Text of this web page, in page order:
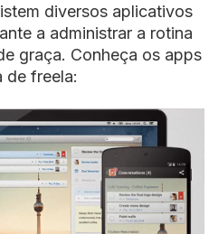
diversos aplicativos
a administrar a rotina
graça. Conheça os apps
de freela: